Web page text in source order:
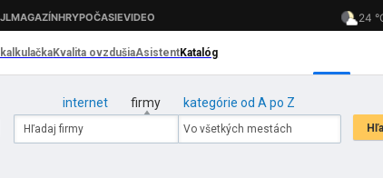
internet firmy kategórie od A po Z